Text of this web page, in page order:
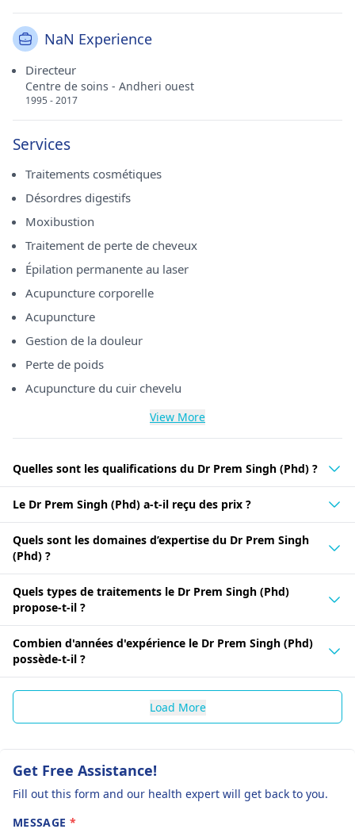
NaN Experience
Directeur
Centre de soins - Andheri ouest
1995 - 2017
Services
Traitements cosmétiques
Désordres digestifs
Moxibustion
Traitement de perte de cheveux
Épilation permanente au laser
Acupuncture corporelle
Acupuncture
Gestion de la douleur
Perte de poids
Acupuncture du cuir chevelu
View More
Quelles sont les qualifications du Dr Prem Singh (Phd) ?
Le Dr Prem Singh (Phd) a-t-il reçu des prix ?
Quels sont les domaines d’expertise du Dr Prem Singh
(Phd) ?
Quels types de traitements le Dr Prem Singh (Phd)
propose-t-il ?
Combien d'années d'expérience le Dr Prem Singh (Phd)
possède-t-il ?
Load More
Get Free Assistance!
Fill out this form and our health expert will get back to you.
MESSAGE *